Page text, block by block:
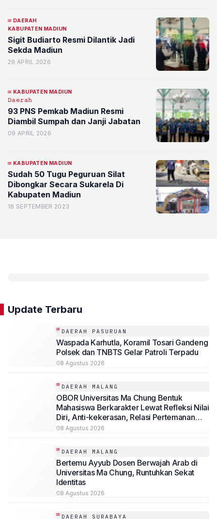
DAERAH
KABUPATEN MADIUN
Sigit Budiarto Resmi Dilantik Jadi
Sekda Madiun
29 APRIL 2026
KABUPATEN MADIUN
𝙳𝚊𝚎𝚛𝚊𝚑
93 PNS Pemkab Madiun Resmi
Diambil Sumpah dan Janji Jabatan
09 APRIL 2026
KABUPATEN MADIUN
Sudah 50 Tugu Peguruan Silat
Dibongkar Secara Sukarela Di
Kabupaten Madiun
16 SEPTEMBER 2023
Update Terbaru
DAERAH PASURUAN
Waspada Karhutla, Koramil Tosari Gandeng
Polsek dan TNBTS Gelar Patroli Terpadu
08 Agustus 2026
DAERAH MALANG
OBOR Universitas Ma Chung Bentuk
Mahasiswa Berkarakter Lewat Refleksi Nilai
Diri, Anti-kekerasan, Relasi Pertemanan
hingga Kepemimpinan
08 Agustus 2026
DAERAH MALANG
Bertemu Ayyub Dosen Berwajah Arab di
Universitas Ma Chung, Runtuhkan Sekat
Identitas
08 Agustus 2026
DAERAH SURABAYA